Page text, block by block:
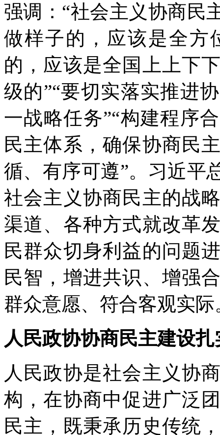
强调：“社会主义协商民
做样子的，应该是全方
的，应该是全国上上下
级的”“要切实落实推进
一战略任务”“构建程序
民主体系，确保协商民
循、有序可遵”。习近平
社会主义协商民主的战
渠道、各种方式就改革
民群众切身利益的问题
民智，增进共识、增强
群众意愿、符合客观实际
人民政协协商民主建设
人民政协是社会主义协
构，在协商中促进广泛
民主，既秉承历史传统